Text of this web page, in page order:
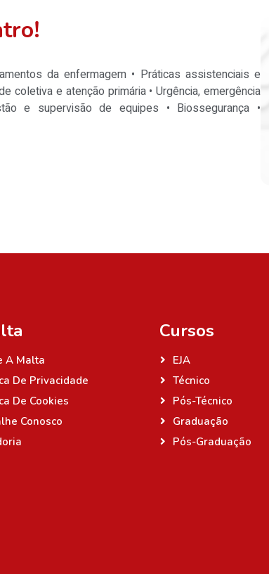
da enfermagem • Práticas assistenciais e
coletiva e atenção primária • Urgência, emergência
e supervisão de equipes • Biossegurança •
A Malta
De Privacidade
De Cookies
Conosco
Cursos
EJA
Técnico
Pós-Técnico
Graduação
Pós-Graduação